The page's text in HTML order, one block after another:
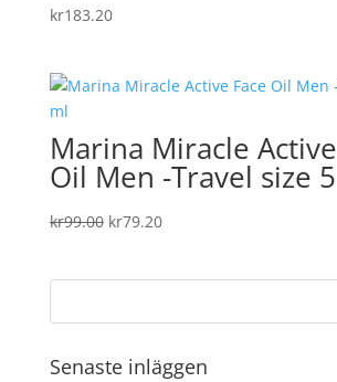
kr183.20
Marina Miracle
Oil Men -Travel size
kr99.00 Det
kr99.00.
kr79.20Det
kr79.20.
Senaste inläggen